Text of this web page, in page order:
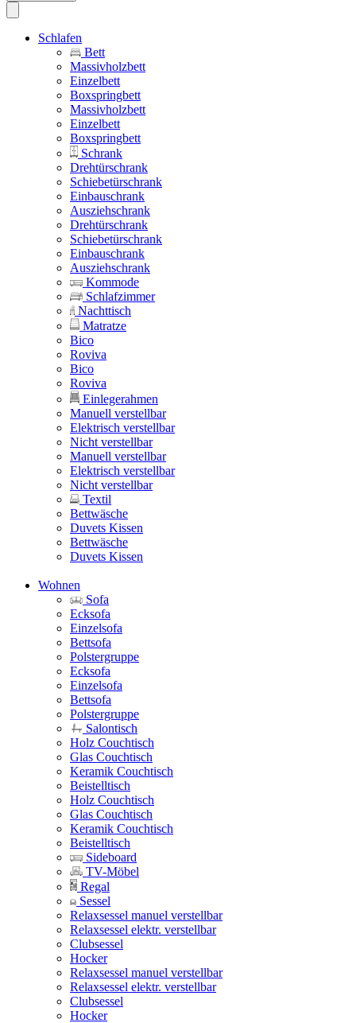
Schlafen
Bett
Massivholzbett
Einzelbett
Boxspringbett
Massivholzbett
Einzelbett
Boxspringbett
Schrank
Drehtürschrank
Schiebetürschrank
Einbauschrank
Ausziehschrank
Drehtürschrank
Schiebetürschrank
Einbauschrank
Ausziehschrank
Kommode
Schlafzimmer
Nachttisch
Matratze
Bico
Roviva
Bico
Roviva
Einlegerahmen
Manuell verstellbar
Elektrisch verstellbar
Nicht verstellbar
Manuell verstellbar
Elektrisch verstellbar
Nicht verstellbar
Textil
Bettwäsche
Duvets Kissen
Bettwäsche
Duvets Kissen
Wohnen
Sofa
Ecksofa
Einzelsofa
Bettsofa
Polstergruppe
Ecksofa
Einzelsofa
Bettsofa
Polstergruppe
Salontisch
Holz Couchtisch
Glas Couchtisch
Keramik Couchtisch
Beistelltisch
Holz Couchtisch
Glas Couchtisch
Keramik Couchtisch
Beistelltisch
Sideboard
TV-Möbel
Regal
Sessel
Relaxsessel manuel verstellbar
Relaxsessel elektr. verstellbar
Clubsessel
Hocker
Relaxsessel manuel verstellbar
Relaxsessel elektr. verstellbar
Clubsessel
Hocker